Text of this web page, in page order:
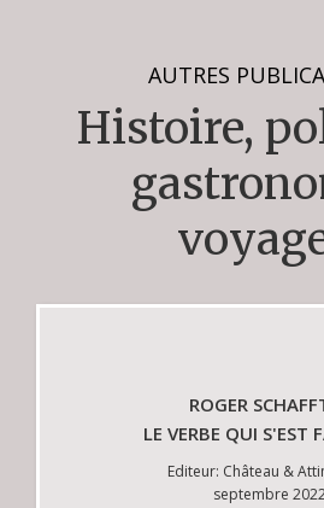
AUTRES
Histoire,
ROGER
LE VERBE QUI S'EST
Editeur: Château &
septembre